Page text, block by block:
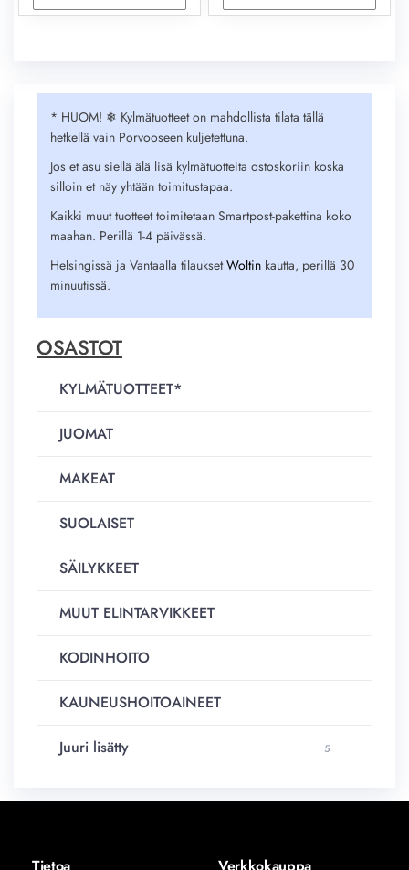
* HUOM! ❄︎ Kylmätuotteet on mahdollista tilata tällä
hetkellä vain Porvooseen kuljetettuna.
Jos et asu siellä älä lisä kylmätuotteita ostoskoriin koska
silloin et näy yhtään toimitustapaa.
Kaikki muut tuotteet toimitetaan Smartpost-pakettina koko
maahan. Perillä 1-4 päivässä.
Helsingissä ja Vantaalla tilauksetWoltin kautta, perillä 30
minuutissä.
OSASTOT
KYLMÄTUOTTEET*
JUOMAT
MAKEAT
SUOLAISET
SÄILYKKEET
MUUT ELINTARVIKKEET
KODINHOITO
KAUNEUSHOITOAINEET
Juuri lisätty 5